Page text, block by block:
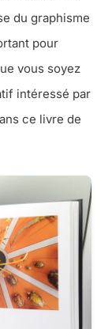
du graphisme
pour
vous soyez
intéressé par
ce livre de